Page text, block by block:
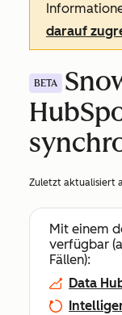
darauf
BETA
Zuletzt aktualisiert
Mit einem
verfügbar
Fällen):
Data